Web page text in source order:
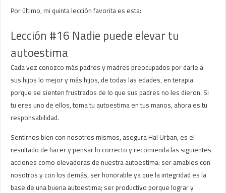
Por último, mi quinta lección favorita es esta:
Lección #16 Nadie puede elevar tu
autoestima
Cada vez conozco más padres y madres preocupados por darle a
sus hijos lo mejor y más hijos, de todas las edades, en terapia
porque se sienten frustrados de lo que sus padres no les dieron. Si
tu eres uno de ellos, toma tu autoestima en tus manos, ahora es tu
responsabilidad.
Sentirnos bien con nosotros mismos, asegura Hal Urban, es el
resultado de hacer y pensar lo correcto y recomienda las siguientes
acciones como elevadoras de nuestra autoestima: ser amables con
nosotros y con los demás, ser honorable ya que la integridad es la
base de una buena autoestima; ser productivo porque lograr y